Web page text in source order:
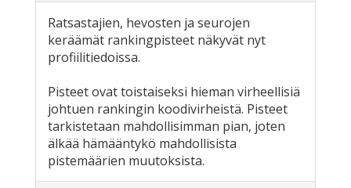
Ratsastajien, hevosten ja seurojen
keräämät rankingpisteet näkyvät nyt
profiilitiedoissa.
Pisteet ovat toistaiseksi hieman virheellisiä
johtuen rankingin koodivirheistä. Pisteet
tarkistetaan mahdollisimman pian, joten
älkää hämääntykö mahdollisista
pistemäärien muutoksista.